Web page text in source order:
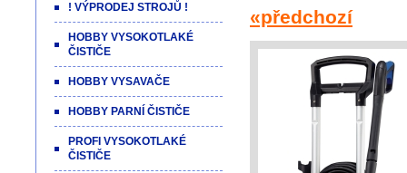
«předchozí
! VÝPRODEJ STROJŮ !
HOBBY VYSOKOTLAKÉ
ČISTIČE
HOBBY VYSAVAČE
HOBBY PARNÍ ČISTIČE
PROFI VYSOKOTLAKÉ
ČISTIČE